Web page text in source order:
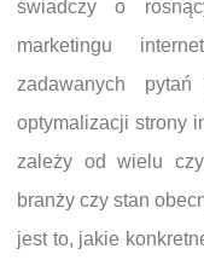
świadczy o
marketingu
zadawanych
optymalizacji strony
zależy od wielu
branży czy stan
jest to, jakie